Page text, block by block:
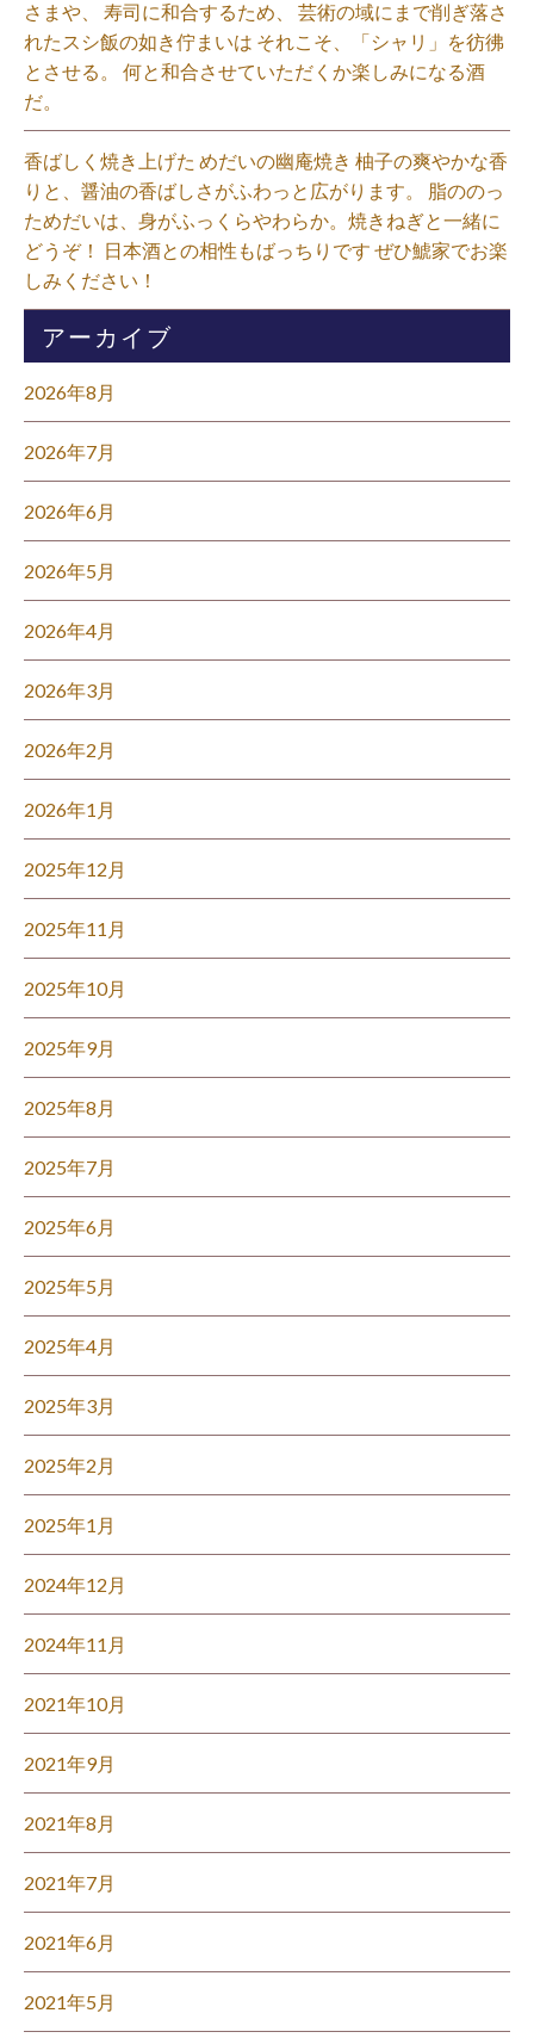
さまや、 寿司に和合するため、 芸術の域にまで削ぎ落さ
れたスシ飯の如き佇まいは それこそ、「シャリ」を彷彿
とさせる。 何と和合させていただくか楽しみになる酒
だ。⁡
香ばしく焼き上げた めだいの幽庵焼き 柚子の爽やかな香
りと、醤油の香ばしさがふわっと広がります。 脂ののっ
ためだいは、身がふっくらやわらか。焼きねぎと一緒に
どうぞ！ 日本酒との相性もばっちりです ぜひ鯱家でお楽
しみください！⁡
アーカイブ
2026年8月
2026年7月
2026年6月
2026年5月
2026年4月
2026年3月
2026年2月
2026年1月
2025年12月
2025年11月
2025年10月
2025年9月
2025年8月
2025年7月
2025年6月
2025年5月
2025年4月
2025年3月
2025年2月
2025年1月
2024年12月
2024年11月
2021年10月
2021年9月
2021年8月
2021年7月
2021年6月
2021年5月